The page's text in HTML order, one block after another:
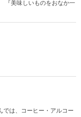
『美味しいものをおなか一
では、コーヒー・アルコー